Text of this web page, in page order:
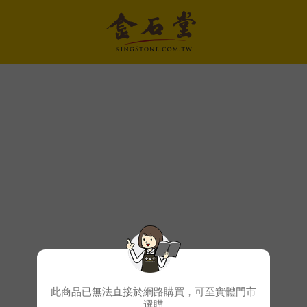
此商品已無法直接於網路購買，可至實體門市
選購